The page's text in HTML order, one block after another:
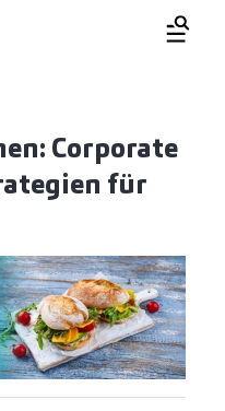
Corporate
für